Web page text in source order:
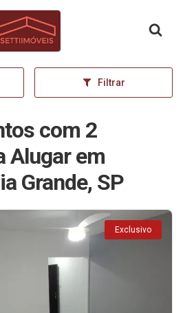
Página inicial
Filtrar
com 2
Alugar em
Grande, SP
Exclusivo